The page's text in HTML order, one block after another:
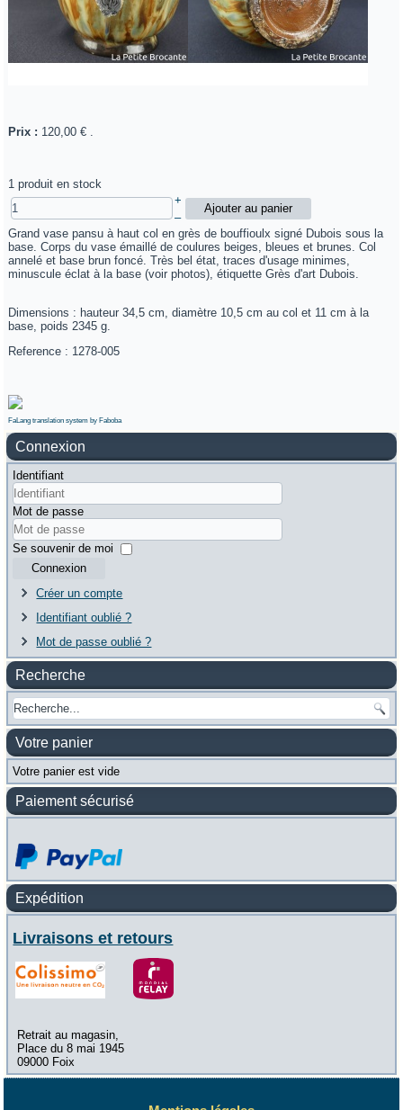
Prix : 120,00 € .
1 produit en stock
+
–
Grand vase pansu à haut col en grès de bouffioulx signé Dubois sous la
base. Corps du vase émaillé de coulures beiges, bleues et brunes. Col
annelé et base brun foncé. Très bel état, traces d'usage minimes,
minuscule éclat à la base (voir photos), étiquette Grès d'art Dubois.
Dimensions : hauteur 34,5 cm, diamètre 10,5 cm au col et 11 cm à la
base, poids 2345 g.
Reference : 1278-005
FaLang translation system by Faboba
Connexion
Identifiant
Mot de passe
Se souvenir de moi
Connexion
Créer un compte
Identifiant oublié ?
Mot de passe oublié ?
Recherche
Votre panier
Votre panier est vide
Paiement sécurisé
Expédition
Livraisons et retours
Retrait au magasin,
Place du 8 mai 1945
09000 Foix